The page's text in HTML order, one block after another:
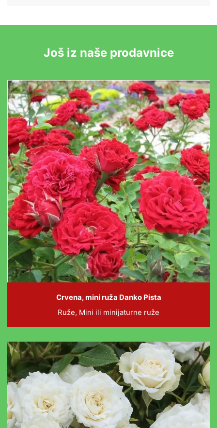
Još iz naše prodavnice
Crvena, mini ruža Danko Pista
Ruže, Mini ili minijaturne ruže